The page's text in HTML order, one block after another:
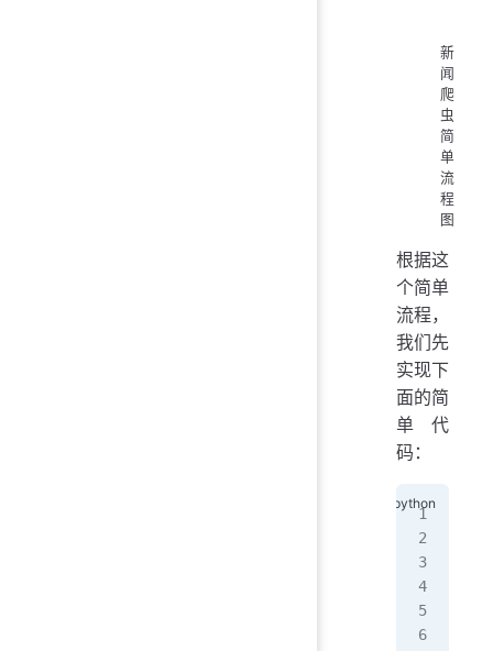
新
闻
爬
虫
简
单
流
程
图
根据这
个简单
流程，
我们先
实现下
面的简
单代
码：